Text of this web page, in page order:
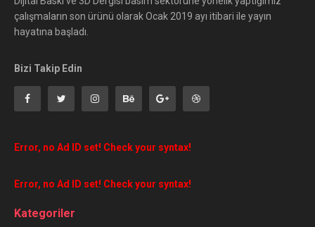
çalışmaların son ürünü olarak Ocak 2019 ayı itibari ile yayın
hayatına başladı.
Bizi Takip Edin
Error, no Ad ID set! Check your syntax!
Error, no Ad ID set! Check your syntax!
Kategoriler